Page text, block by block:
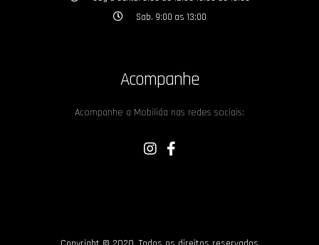
Sab. 9:00 as 13:00
Acompanhe
Acompanhe a Mobiliáa nas redes sociais: